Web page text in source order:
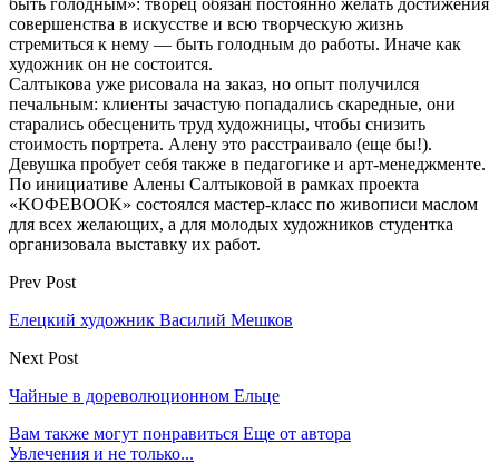
совершенства в искусстве и всю творческую жизнь
стремиться к нему — быть голодным до работы. Иначе как
художник он не состоится.
Салтыкова уже рисовала на заказ, но опыт получился
печальным: клиенты зачастую попадались скаредные, они
старались обесценить труд художницы, чтобы снизить
стоимость портрета. Алену это расстраивало (еще бы!).
Девушка пробует себя также в педагогике и арт-менеджменте.
По инициативе Алены Салтыковой в рамках проекта
«KOФЕBOOK» состоялся мастер-класс по живописи маслом
для всех желающих, а для молодых художников студентка
организовала выставку их работ.
Prev Post
Елецкий художник Василий Мешков
Next Post
Чайные в дореволюционном Ельце
Вам также могут понравиться Еще от автора
Увлечения и не только...